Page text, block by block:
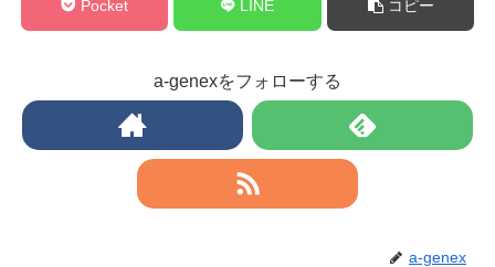
Pocket LINE コピー
a-genexをフォローする
a-genex